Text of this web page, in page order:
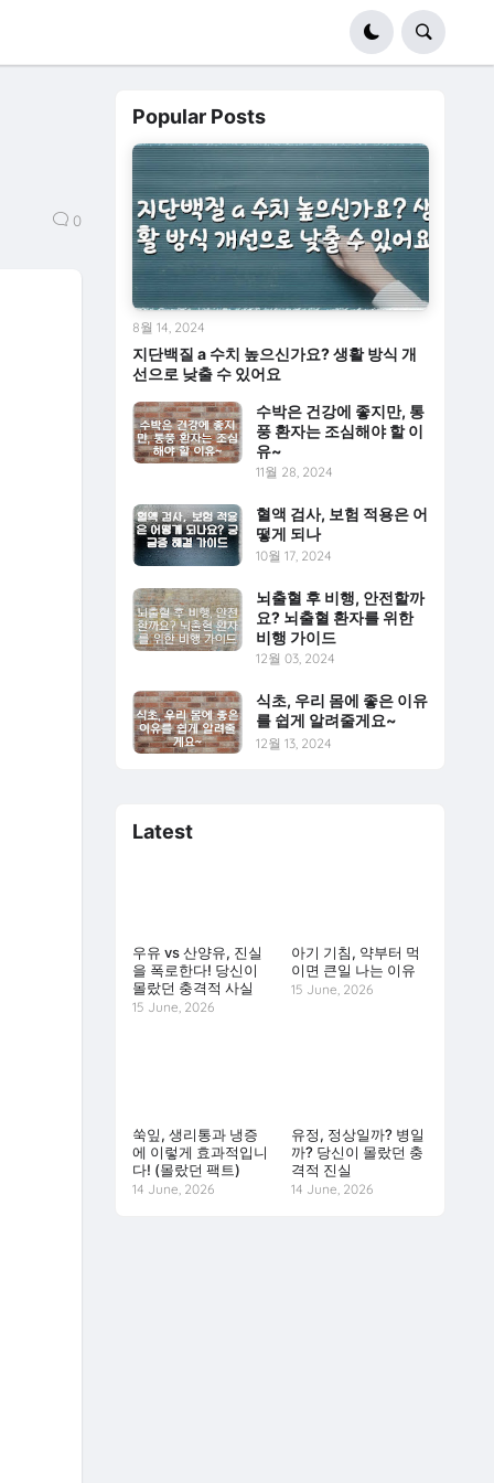
0
Popular Posts
지단백질 a 수치 높으신가요? 생활 방식 개
선으로 낮출 수 있어요
8월 14, 2024
수박은 건강에 좋지만, 통
풍 환자는 조심해야 할 이
유~
11월 28, 2024
혈액 검사, 보험 적용은 어
떻게 되나
10월 17, 2024
뇌출혈 후 비행, 안전할까
요? 뇌출혈 환자를 위한
비행 가이드
12월 03, 2024
식초, 우리 몸에 좋은 이유
를 쉽게 알려줄게요~
12월 13, 2024
Latest
우유 vs 산양유, 진실
을 폭로한다! 당신이
몰랐던 충격적 사실
15 June, 2026
아기 기침, 약부터 먹
이면 큰일 나는 이유
15 June, 2026
쑥잎, 생리통과 냉증
에 이렇게 효과적입니
다! (몰랐던 팩트)
14 June, 2026
유정, 정상일까? 병일
까? 당신이 몰랐던 충
격적 진실
14 June, 2026